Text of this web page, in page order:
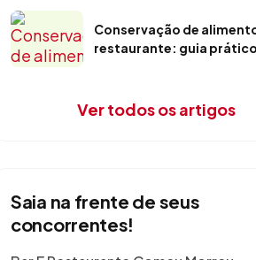
Conservação de
restaurante: guia prático
Ver todos os artigos
Saia na frente de seus
concorrentes!